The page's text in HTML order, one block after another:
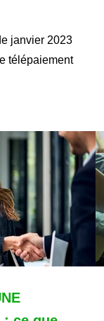
janvier 2023
télépaiement